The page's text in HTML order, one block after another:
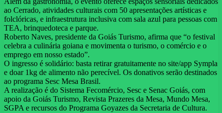
ao Cerrado, atividades culturais com 50 apresentações artísticas e
folclóricas, e infraestrutura inclusiva com sala azul para pessoas com
TEA, brinquedoteca e parque.
Roberto Naves, presidente da Goiás Turismo, afirma que “o festival
celebra a culinária goiana e movimenta o turismo, o comércio e o
emprego em nosso estado”.
O ingresso é solidário: basta retirar gratuitamente no site/app Sympla
e doar 1kg de alimento não perecível. Os donativos serão destinados
ao programa Sesc Mesa Brasil.
A realização é do Sistema Fecomércio, Sesc e Senac Goiás, com
apoio da Goiás Turismo, Revista Prazeres da Mesa, Mundo Mesa,
SGPA e recursos do Programa Goyazes da Secretaria de Cultura.